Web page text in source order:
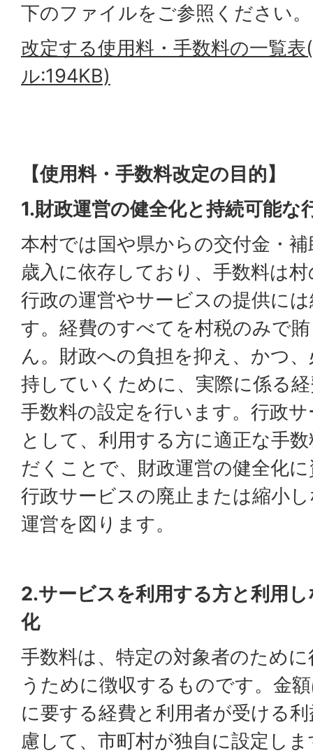
下のファイルをご参照ください。
改定する使用料・手数料の一覧
ル:194KB)
【使用料・手数料改定の目的】
1.財政運営の健全化と持続可能な
本村では国や県からの交付金・
歳入に依存しており、手数料は
行政の運営やサービスの提供に
す。経費のすべてを村税のみで
ん。財政への負担を抑え、かつ
持していくために、実際に係る
手数料の設定を行います。行政
として、利用する方に適正な手
だくことで、財政運営の健全化
行政サービスの廃止または縮小
運営を図ります。
2.サービスを利用する方と利用
化
手数料は、特定の対象者のため
うために徴収するものです。金
に要する経費と利用者が受ける
慮して、市町村が独自に設定し